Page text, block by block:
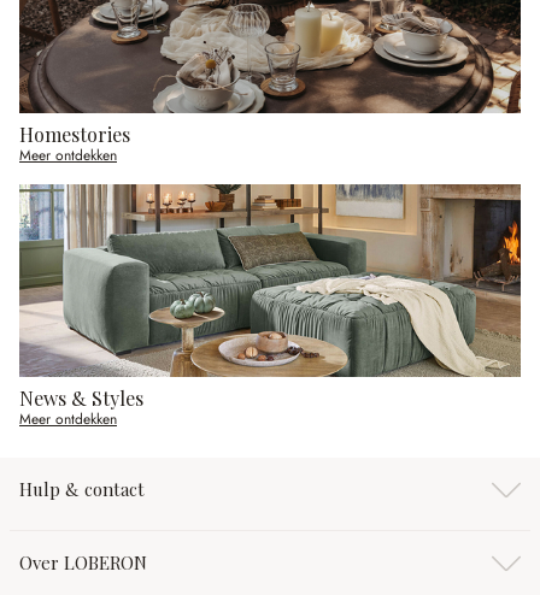
Homestories
Meer ontdekken
News & Styles
Meer ontdekken
Hulp & contact
Over LOBERON